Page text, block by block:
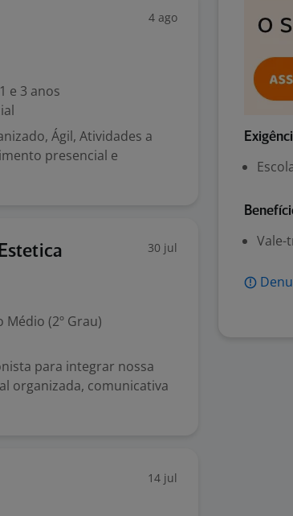
4 ago
e 3 anos
Ágil, Atividades a
presencial e
30 jul
Médio (2º Grau)
para integrar nossa
organizada, comunicativa
14 jul
Vale-